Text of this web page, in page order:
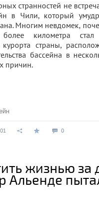
странностей не
в Чили, который
Многим невдомек,
километра стал
курорта страны,
бассейна в
причин.
0
жизнью за
Альенде